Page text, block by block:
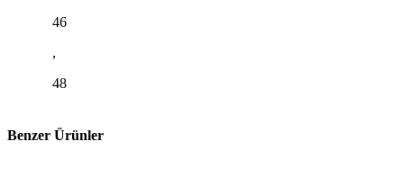
46
,
48
Benzer Ürünler